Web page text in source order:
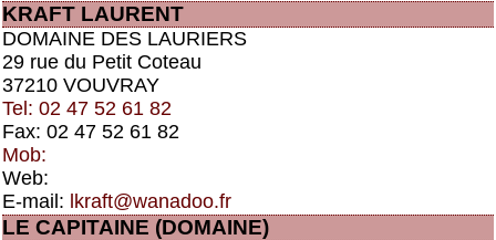
KRAFT LAURENT
DOMAINE DES LAURIERS
29 rue du Petit Coteau
37210 VOUVRAY
Tel: 02 47 52 61 82
Fax: 02 47 52 61 82
Mob:
Web:
E-mail: lkraft@wanadoo.fr
LE CAPITAINE (DOMAINE)